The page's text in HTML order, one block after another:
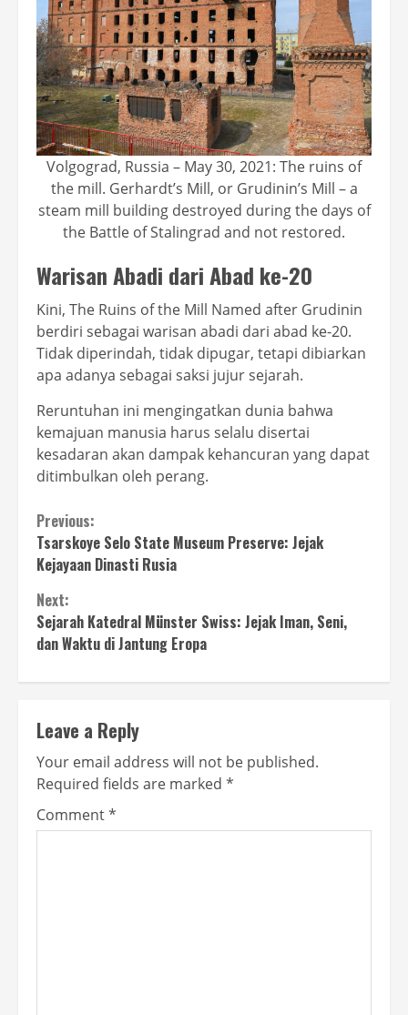
Volgograd, Russia – May 30, 2021: The ruins of
the mill. Gerhardt’s Mill, or Grudinin’s Mill – a
steam mill building destroyed during the days of
the Battle of Stalingrad and not restored.
Warisan Abadi dari Abad ke-20
Kini, The Ruins of the Mill Named after Grudinin
berdiri sebagai warisan abadi dari abad ke-20.
Tidak diperindah, tidak dipugar, tetapi dibiarkan
apa adanya sebagai saksi jujur sejarah.
Reruntuhan ini mengingatkan dunia bahwa
kemajuan manusia harus selalu disertai
kesadaran akan dampak kehancuran yang dapat
ditimbulkan oleh perang.
Continue
Reading
Previous:
Tsarskoye Selo State Museum Preserve: Jejak
Kejayaan Dinasti Rusia
Next:
Sejarah Katedral Münster Swiss: Jejak Iman, Seni,
dan Waktu di Jantung Eropa
Leave a Reply
Your email address will not be published.
Required fields are marked *
Comment*